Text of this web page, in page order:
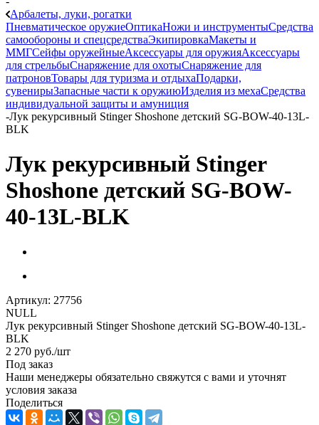
Арбалеты, луки, рогатки
Пневматическое оружиеОптикаНожи и инструментыСредства
самообороны и спецсредстваЭкипировкаМакеты и
ММГСейфы оружейныеАксессуары для оружияАксессуары
для стрельбыСнаряжение для охотыСнаряжение для
патроновТовары для туризма и отдыхаПодарки,
сувенирыЗапасные части к оружиюИзделия из мехаСредства
индивидуальной защиты и амуниция
-Лук рекурсивный Stinger Shoshone детский SG-BOW-40-13L-
BLK
Лук рекурсивный Stinger
Shoshone детский SG-BOW-
40-13L-BLK
Артикул: 27756
NULL
Лук рекурсивный Stinger Shoshone детский SG-BOW-40-13L-
BLK
2 270 руб./шт
Под заказ
Наши менеджеры обязательно свяжутся с вами и уточнят
условия заказа
Поделиться